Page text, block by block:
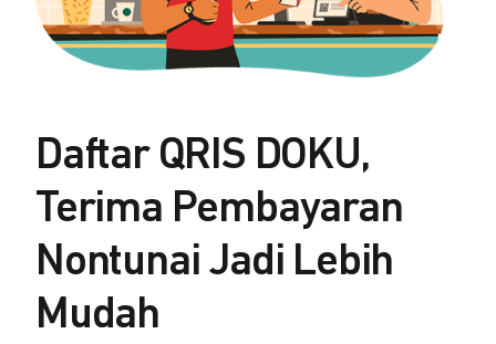
Daftar QRIS DOKU,
Terima Pembayaran
Nontunai Jadi Lebih
Mudah